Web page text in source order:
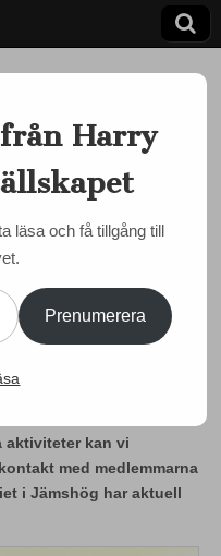
och speglar
din
aktiviteter kan vi
med medlemmarna
i Jämshög har aktuell
Harry
läsa och få tillgång till
Prenumerera